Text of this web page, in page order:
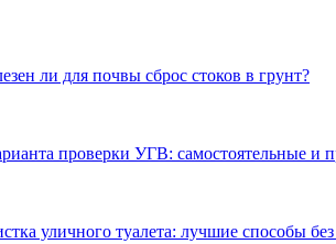
ли для почвы сброс стоков в грунт?
проверки УГВ: самостоятельные и
уличного туалета: лучшие способы